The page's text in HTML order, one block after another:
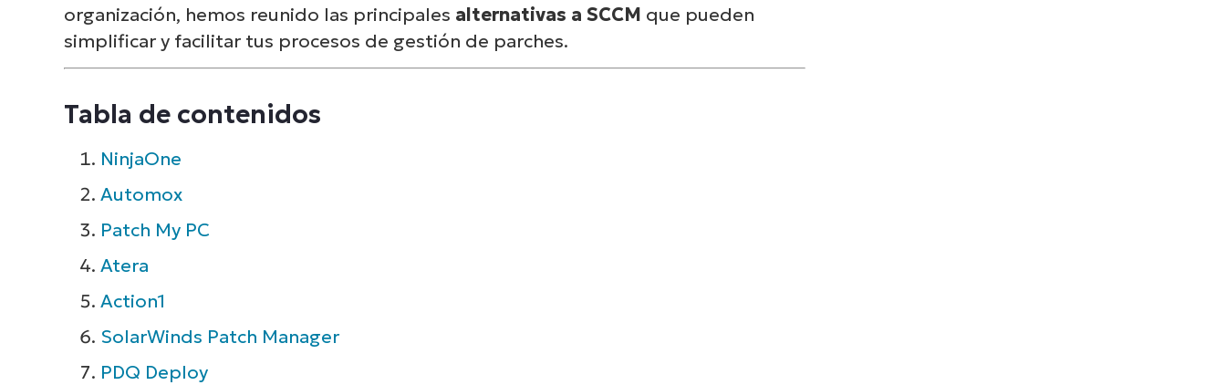
Nuestra fórmula de clasificación
organización, hemos reunido las principales alternativas a SCCM que pueden
simplificar y facilitar tus procesos de gestión de parches.
Tabla de contenidos
NinjaOne
Automox
Patch My PC
Atera
Action1
SolarWinds Patch Manager
PDQ Deploy